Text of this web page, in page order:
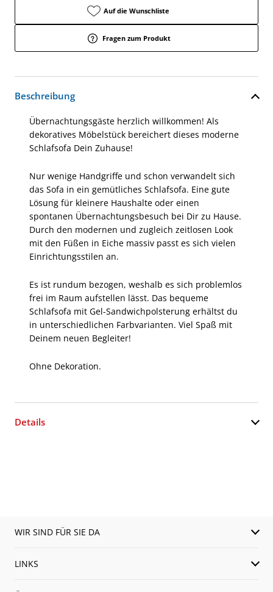
Auf die Wunschliste
Fragen zum Produkt
Beschreibung
Übernachtungsgäste herzlich willkommen! Als
dekoratives Möbelstück bereichert dieses moderne
Schlafsofa Dein Zuhause!
Nur wenige Handgriffe und schon verwandelt sich
das Sofa in ein gemütliches Schlafsofa. Eine gute
Lösung für kleinere Haushalte oder einen
spontanen Übernachtungsbesuch bei Dir zu Hause.
Durch den modernen und zugleich zeitlosen Look
mit den Füßen in Eiche massiv passt es sich vielen
Einrichtungsstilen an.
Es ist rundum bezogen, weshalb es sich problemlos
frei im Raum aufstellen lässt. Das bequeme
Schlafsofa mit Gel-Sandwichpolsterung erhältst du
in unterschiedlichen Farbvarianten. Viel Spaß mit
Deinem neuen Begleiter!
Ohne Dekoration.
Details
WIR SIND FÜR SIE DA
LINKS